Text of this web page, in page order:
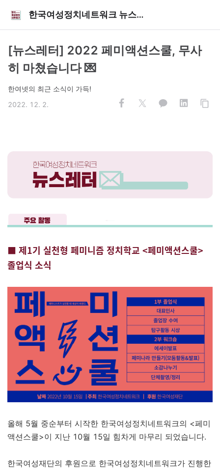
한국여성정치네트워크 뉴스레터
[뉴스레터] 2022 페미액션스쿨, 무사
히 마쳤습니다 💌
한여넷의 최근 소식이 가득!
2022. 12. 2.
■ 제1기 실천형 페미니즘 정치학교 <페미액션스쿨>
졸업식 소식
올해 5월 중순부터 시작한 한국여성정치네트워크의 <페미
액션스쿨>이 지난 10월 15일 힘차게 마무리 되었습니다.
한국여성재단의 후원으로 한국여성정치네트워크가 진행한